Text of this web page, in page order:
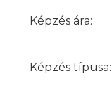
Képzés ára:
Képzés típusa: